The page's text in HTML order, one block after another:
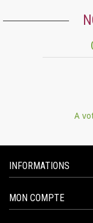
A
INFORMATIONS
MON COMPTE